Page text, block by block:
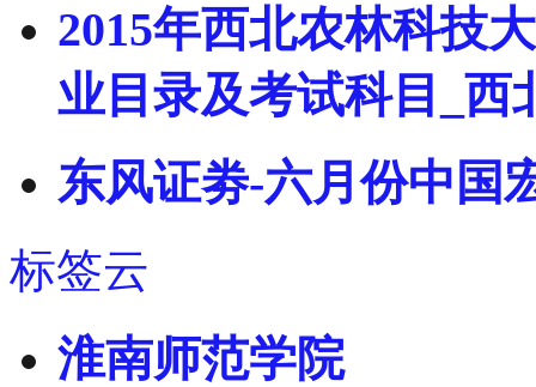
2015年西北农林科技
业目录及考试科目_西
东风证劵-六月份中国
标签云
淮南师范学院